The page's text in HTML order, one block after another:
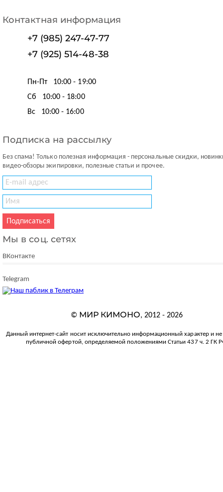
Контактная информация
+7 (985) 247-47-77
+7 (925) 514-48-38
Пн-Пт
10:00 - 19:00
Сб
10:00 - 18:00
Вс
10:00 - 16:00
Подписка на рассылку
Без спама! Только полезная информация - персональные скидки,
видео-обзоры экипировки, полезные статьи и прочее.
Подписаться
Мы в соц. сетях
ВКонтакте
Telegram
© МИР КИМОНО, 2012 - 2026
Данный интернет-сайт носит исключительно информационный характер и не
публичной офертой, определяемой положениями Статьи 437 ч. 2 ГК